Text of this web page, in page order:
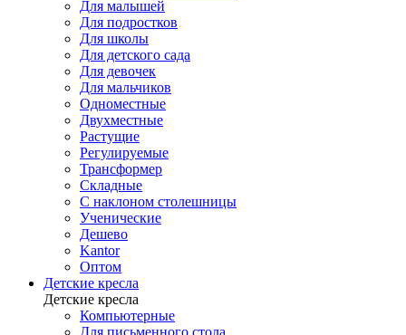
Для малышей
Для подростков
Для школы
Для детского сада
Для девочек
Для мальчиков
Одноместные
Двухместные
Растущие
Регулируемые
Трансформер
Складные
С наклоном столешницы
Ученические
Дешево
Kantor
Оптом
Детские кресла
Детские кресла
Компьютерные
Для письменного стола